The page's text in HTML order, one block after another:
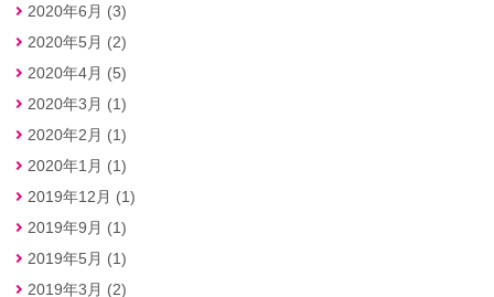
2020年6月 (3)
2020年5月 (2)
2020年4月 (5)
2020年3月 (1)
2020年2月 (1)
2020年1月 (1)
2019年12月 (1)
2019年9月 (1)
2019年5月 (1)
2019年3月 (2)